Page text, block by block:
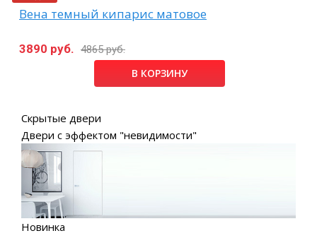
Вена темный кипарис матовое
3890 руб. 4865 руб.
В КОРЗИНУ
Скрытые двери
Двери с эффектом "невидимости"
Новинка